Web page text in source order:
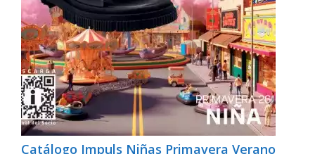
Catálogo Impuls Niñas Primavera Verano